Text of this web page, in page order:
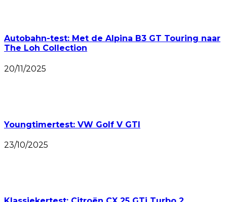
Autobahn-test: Met de Alpina B3 GT Touring naar
The Loh Collection
20/11/2025
Youngtimertest: VW Golf V GTI
23/10/2025